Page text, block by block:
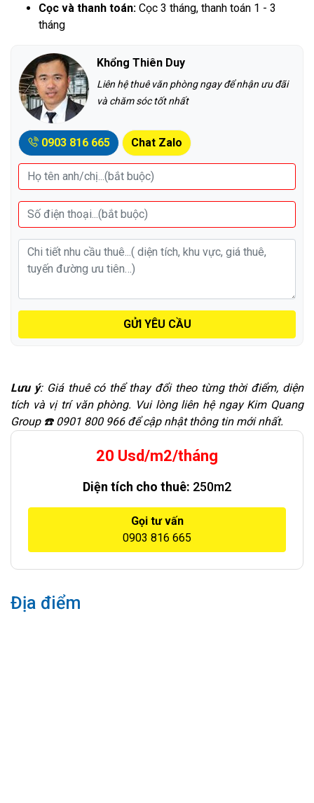
Cọc và thanh toán: Cọc 3 tháng, thanh toán 1 - 3
tháng
Khổng Thiên Duy
Liên hệ thuê văn phòng ngay để nhận ưu đãi
và chăm sóc tốt nhất
0903 816 665 Chat Zalo
GỬI YÊU CẦU
Lưu ý: Giá thuê có thể thay đổi theo từng thời điểm, diện
tích và vị trí văn phòng. Vui lòng liên hệ ngay Kim Quang
Group ☎️ 0901 800 966 để cập nhật thông tin mới nhất.
20 Usd/m2/tháng
Diện tích cho thuê: 250m2
Gọi tư vấn
0903 816 665
Địa điểm